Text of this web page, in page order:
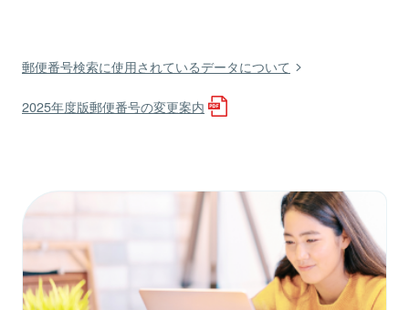
郵便番号検索に使用されているデータについて
2025年度版郵便番号の変更案内